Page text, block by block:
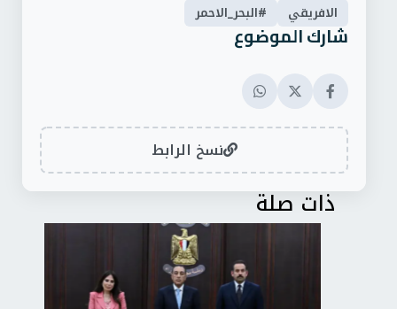
الافريقي
#البحر_الاحمر
شارك الموضوع
نسخ الرابط
ذات صلة